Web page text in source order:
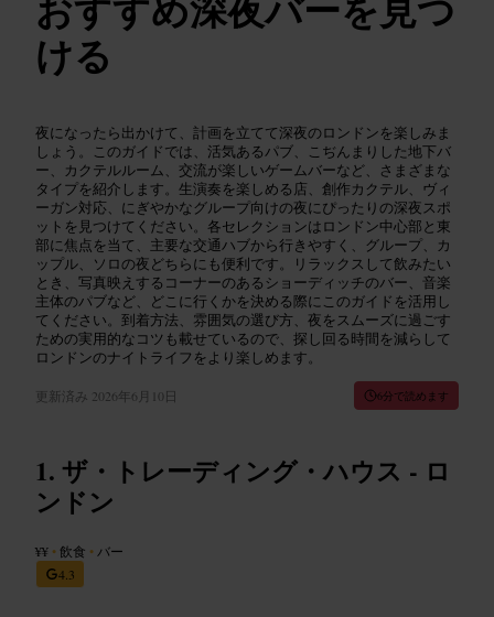
ける
夜になったら出かけて、計画を立てて深夜のロンドンを楽しみま
しょう。このガイドでは、活気あるパブ、こぢんまりした地下バ
ー、カクテルルーム、交流が楽しいゲームバーなど、さまざまな
タイプを紹介します。生演奏を楽しめる店、創作カクテル、ヴィ
ーガン対応、にぎやかなグループ向けの夜にぴったりの深夜スポ
ットを見つけてください。各セレクションはロンドン中心部と東
部に焦点を当て、主要な交通ハブから行きやすく、グループ、カ
ップル、ソロの夜どちらにも便利です。リラックスして飲みたい
とき、写真映えするコーナーのあるショーディッチのバー、音楽
主体のパブなど、どこに行くかを決める際にこのガイドを活用し
てください。到着方法、雰囲気の選び方、夜をスムーズに過ごす
ための実用的なコツも載せているので、探し回る時間を減らして
ロンドンのナイトライフをより楽しめます。
更新済み 2026年6月10日 6分で読めます
ザ・トレーディング・ハウス - ロ
ンドン
¥¥ • 飲食 • バー
4.3